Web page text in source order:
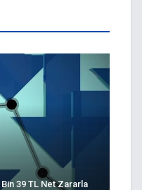
Bin 39 TL Net Zararla